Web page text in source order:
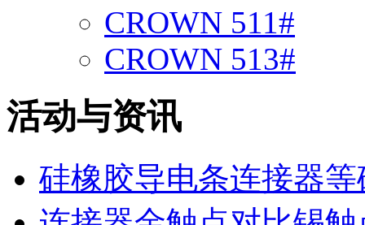
CROWN 511#
CROWN 513#
活动与资讯
硅橡胶导电条连接器